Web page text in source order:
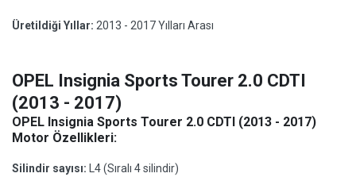
Üretildiği Yıllar: 2013 - 2017 Yılları Arası
OPEL Insignia Sports Tourer 2.0 CDTI
(2013 - 2017)
OPEL Insignia Sports Tourer 2.0 CDTI (2013 - 2017)
Motor Özellikleri:
Silindir sayısı: L4 (Sıralı 4 silindir)